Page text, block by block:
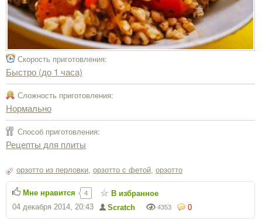
Скорость приготовления:
Быстро (до 1 часа)
Сложность приготовления:
Нормально
Способ приготовления:
Рецепты для плиты
орзотто из перловки, орзотто с фетой, орзотто
0
4353
Scratch
04 декабря 2014, 20:43
Мне нравится 4 В избранное